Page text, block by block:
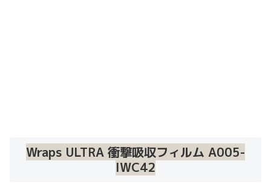
Wraps ULTRA 衝撃吸収フィルム A005-
IWC42